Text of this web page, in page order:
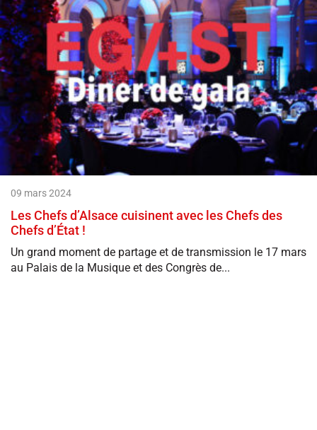
09 mars 2024
Les Chefs d’Alsace cuisinent avec les Chefs des
Chefs d’État !
Un grand moment de partage et de transmission le 17 mars
au Palais de la Musique et des Congrès de...